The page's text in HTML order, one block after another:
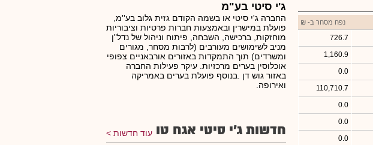
נפח מסחר ב- ₪
726.7
1,160.9
0.0
110,710.7
0.0
0.0
0.0
ג'י סיטי בע"מ
החברה ג'י סיטי או בשמה הקודם גזית גלוב בע''מ,
פועלת במישרין ובאמצעות חברות פרטיות וציבוריות
מוחזקות, ברכישה, השבחה, פיתוח וניהול של נדל"ן
מניב לשימושים מעורבים (לרבות מסחר, מגורים
ומשרדים) תוך התמקדות באזורים אורבאניים צפופי
אוכלוסין בערים מרכזיות. עיקר פעילות החברה
באזור גוש דן .בנוסף פועלת בערים באמריקה
ואירופה.
חדשות ג'י סיטי אגח טו עוד חדשות